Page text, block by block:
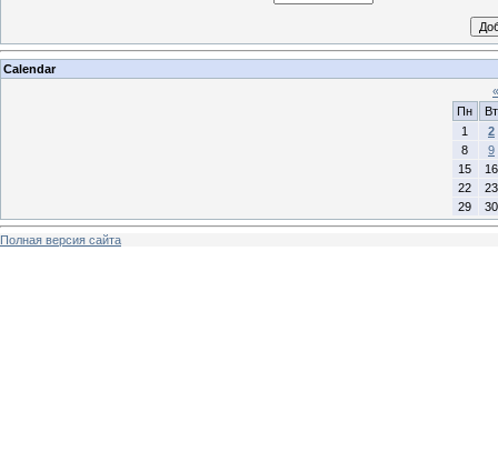
Calendar
«
Пн
Вт
1
2
8
9
15
16
22
23
29
30
Полная версия сайта